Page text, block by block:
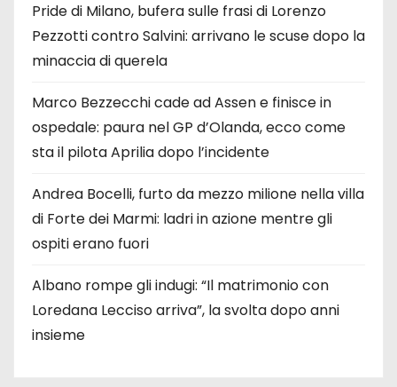
Pride di Milano, bufera sulle frasi di Lorenzo
Pezzotti contro Salvini: arrivano le scuse dopo la
minaccia di querela
Marco Bezzecchi cade ad Assen e finisce in
ospedale: paura nel GP d’Olanda, ecco come
sta il pilota Aprilia dopo l’incidente
Andrea Bocelli, furto da mezzo milione nella villa
di Forte dei Marmi: ladri in azione mentre gli
ospiti erano fuori
Albano rompe gli indugi: “Il matrimonio con
Loredana Lecciso arriva”, la svolta dopo anni
insieme